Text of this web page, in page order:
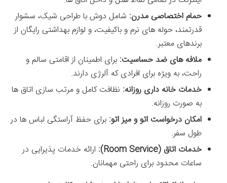
حمام اختصاصی مدرن: شامل دوش با طراحی شیک، سشوار
قدرتمند، حوله های نرم و باکیفیت، و لوازم بهداشتی رایگان از
برندهای معتبر.
ملافه های ضد حساسیت: برای اطمینان از اقامتی سالم و
راحت، به ویژه برای افرادی که آلرژی دارند.
خدمات خانه داری روزانه: نظافت کامل و مرتب سازی اتاق ها
به صورت روزانه.
امکان درخواست اتو و میز اتو: برای حفظ آراستگی لباس ها در
طول سفر.
خدمات اتاق (Room Service):
ارائه خدمات پذیرایی در
ساعات محدود برای راحتی مهمانان.